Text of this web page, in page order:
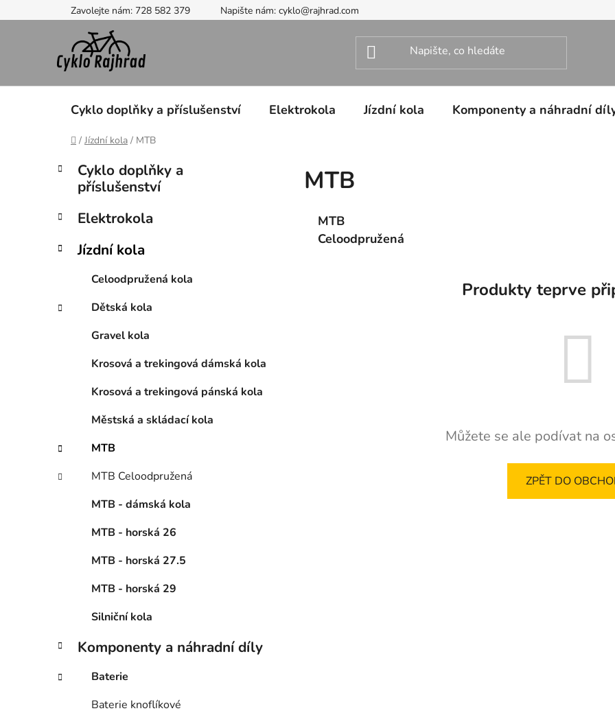
na
Zavolejte nám: 728 582 379 Napište nám: cyklo@rajhrad.com
Cyklo doplňky a příslušenství Elektrokola Jízdní kola Komponenty a náhradní
Domů
/ Jízdní kola / MTB
P
t
a
í
Přeskočit
kategorie
K
a
g
r
Cyklo doplňky a
příslušenství
Elektrokola
Jízdní kola
Celoodpružená kola
Dětská kola
Gravel kola
Krosová a trekingová dámská kola
Krosová a trekingová pánská kola
Městská a skládací kola
MTB
MTB Celoodpružená
MTB - dámská kola
MTB - horská 26
MTB - horská 27.5
MTB - horská 29
Silniční kola
Komponenty a náhradní díly
Baterie
Baterie knoflíkové
MTB
MTB
Celoodpružená
Produkty teprve
Můžete se ale podívat na
ZPĚT DO